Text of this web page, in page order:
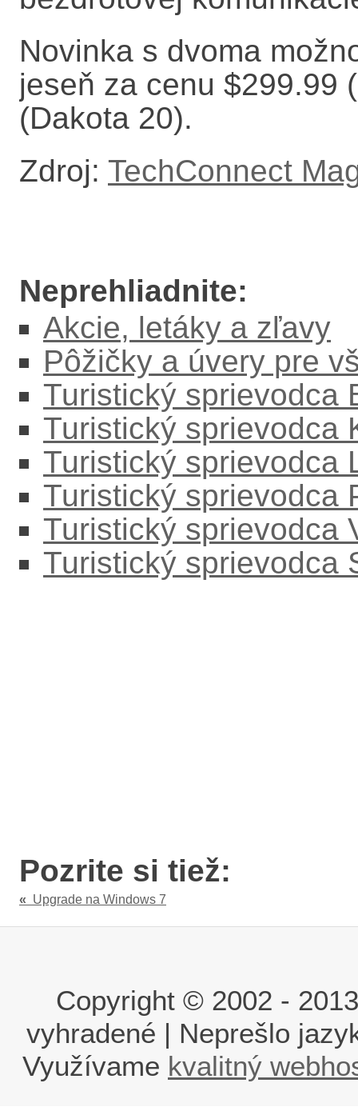
Novinka s dvoma
jeseň za cenu $299.99
(Dakota 20).
Zdroj: TechConnect
Neprehliadnite:
Akcie, letáky a zľavy
Pôžičky a úvery pre
Turistický sprievodca
Turistický sprievodca
Turistický sprievodca
Turistický sprievodca
Turistický sprievodca
Turistický sprievodca
Pozrite si tiež:
« Upgrade na Windows 7
Copyright © 2002 -
vyhradené | Neprešlo
Využívame kvalitný